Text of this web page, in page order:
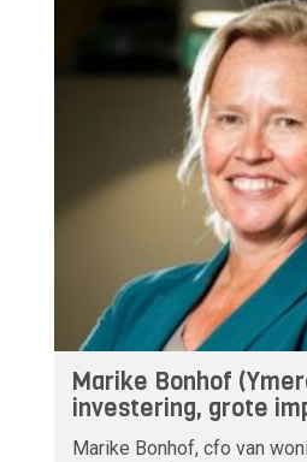
Marike Bonhof
investering, grote
Marike Bonhof, cfo van